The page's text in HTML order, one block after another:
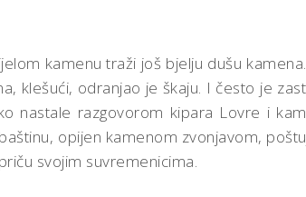
kamenu traži još bjelju dušu
klešući, odranjao je škaju. I često je
nastale razgovorom kipara Lovre i
opijen kamenom zvonjavom,
svojim suvremenicima.